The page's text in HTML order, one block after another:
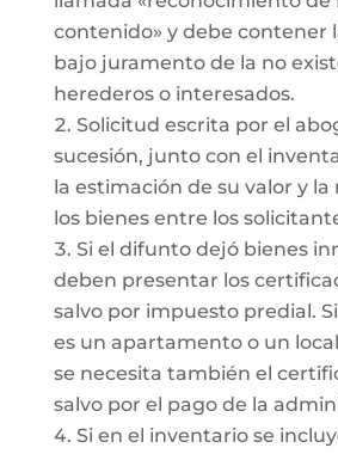
contenido» y debe contener
bajo juramento de la no
herederos o interesados.
Solicitud escrita por el
sucesión, junto con el
la estimación de su valor y
los bienes entre los
Si el difunto dejó bienes
deben presentar los
salvo por impuesto predial.
es un apartamento o un
se necesita también el
salvo por el pago de la
Si en el inventario se